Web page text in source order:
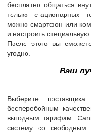
бесплатно общаться
только стационарных
можно смартфон или
и настроить
После этого вы
угодно.
Ваш
Выберите
бесперебойным
выгодным тарифам.
систему со